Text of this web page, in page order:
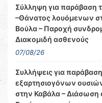
Σύλληψη για παράβαση
–Θάνατος λουόμενων
Βούλα – Παροχή
Διακομιδή ασθενούς
07/08/26
Συλλήψεις για
εξαρτησιογόνων
στην Καβάλα –